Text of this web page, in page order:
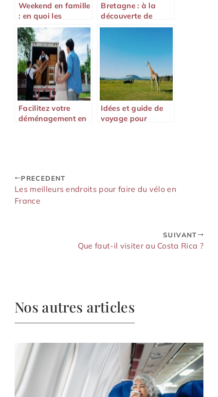
Weekend en famille
: en quoi les
résidences
vacances sont-
elles intéressantes
aujourd’hui ?
Bretagne : à la
découverte de
paysages
Facilitez votre
déménagement en
Idées et guide de
voyage pour
PRECEDENT
Les meilleurs endroits pour faire du vélo en
France
SUIVANT
Que faut-il visiter au Costa Rica ?
Nos autres articles